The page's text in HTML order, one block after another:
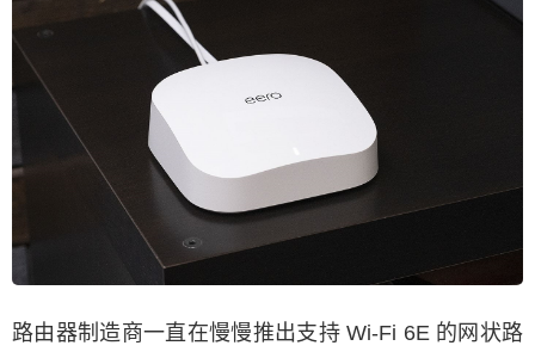
路由器制造商一直在慢慢推出支持 Wi-Fi 6E 的网状路